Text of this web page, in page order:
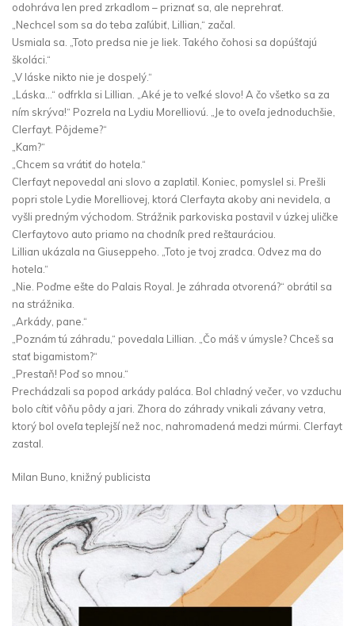
odohráva len pred zrkadlom – priznať sa, ale neprehrať.
„Nechcel som sa do teba zaľúbiť, Lillian,“ začal.
Usmiala sa. „Toto predsa nie je liek. Takého čohosi sa dopúšťajú
školáci.“
„V láske nikto nie je dospelý.“
„Láska…“ odfrkla si Lillian. „Aké je to veľké slovo! A čo všetko sa za
ním skrýva!“ Pozrela na Lydiu Morelliovú. „Je to oveľa jednoduchšie,
Clerfayt. Pôjdeme?“
„Kam?“
„Chcem sa vrátiť do hotela.“
Clerfayt nepovedal ani slovo a zaplatil. Koniec, pomyslel si. Prešli
popri stole Lydie Morelliovej, ktorá Clerfayta akoby ani nevidela, a
vyšli predným východom. Strážnik parkoviska postavil v úzkej uličke
Clerfaytovo auto priamo na chodník pred reštauráciou.
Lillian ukázala na Giuseppeho. „Toto je tvoj zradca. Odvez ma do
hotela.“
„Nie. Poďme ešte do Palais Royal. Je záhrada otvorená?“ obrátil sa
na strážnika.
„Arkády, pane.“
„Poznám tú záhradu,“ povedala Lillian. „Čo máš v úmysle? Chceš sa
stať bigamistom?“
„Prestaň! Poď so mnou.“
Prechádzali sa popod arkády paláca. Bol chladný večer, vo vzduchu
bolo cítiť vôňu pôdy a jari. Zhora do záhrady vnikali závany vetra,
ktorý bol oveľa teplejší než noc, nahromadená medzi múrmi. Clerfayt
zastal.
Milan Buno, knižný publicista